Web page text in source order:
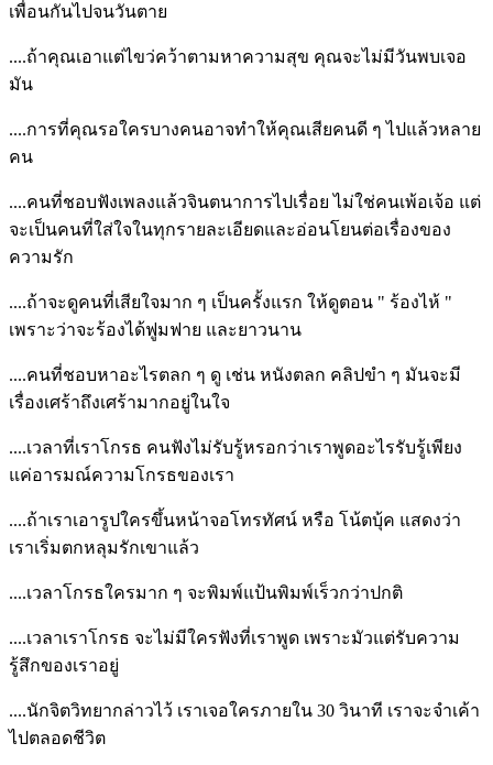
เพื่อนกันไปจนวันตาย
....ถ้าคุณเอาแต่ไขว่คว้าตามหาความสุข คุณจะไม่มีวันพบเจอ
มัน
....การที่คุณรอใครบางคนอาจทำให้คุณเสียคนดี ๆ ไปแล้วหลาย
คน
....คนที่ชอบฟังเพลงแล้วจินตนาการไปเรื่อย ไม่ใช่คนเพ้อเจ้อ แต่
จะเป็นคนที่ใส่ใจในทุกรายละเอียดและอ่อนโยนต่อเรื่องของ
ความรัก
....ถ้าจะดูคนที่เสียใจมาก ๆ เป็นครั้งแรก ให้ดูตอน " ร้องไห้ "
เพราะว่าจะร้องได้ฟูมฟาย และยาวนาน
....คนที่ชอบหาอะไรตลก ๆ ดู เช่น หนังตลก คลิปขำ ๆ มันจะมี
เรื่องเศร้าถึงเศร้ามากอยู่ในใจ
....เวลาที่เราโกรธ คนฟังไม่รับรู้หรอกว่าเราพูดอะไรรับรู้เพียง
แค่อารมณ์ความโกรธของเรา
....ถ้าเราเอารูปใครขึ้นหน้าจอโทรทัศน์ หรือ โน้ตบุ้ค แสดงว่า
เราเริ่มตกหลุมรักเขาแล้ว
....เวลาโกรธใครมาก ๆ จะพิมพ์แป้นพิมพ์เร็วกว่าปกติ
....เวลาเราโกรธ จะไม่มีใครฟังที่เราพูด เพราะมัวแต่รับความ
รู้สึกของเราอยู่
....นักจิตวิทยากล่าวไว้ เราเจอใครภายใน 30 วินาที เราจะจำเค้า
ไปตลอดชีวิต